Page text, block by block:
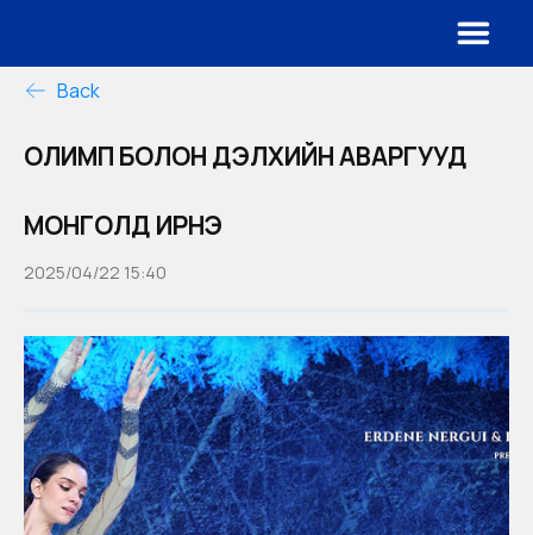
Back
ОЛИМП БОЛОН ДЭЛХИЙН АВАРГУУД
МОНГОЛД ИРНЭ
2025/04/22 15:40